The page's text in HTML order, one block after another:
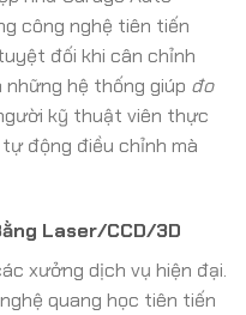
công nghệ tiên tiến
đối khi cân chỉnh
hệ thống giúp đo
kỹ thuật viên thực
động điều chỉnh mà
Laser/CCD/3D
xưởng dịch vụ hiện đại.
quang học tiên tiến